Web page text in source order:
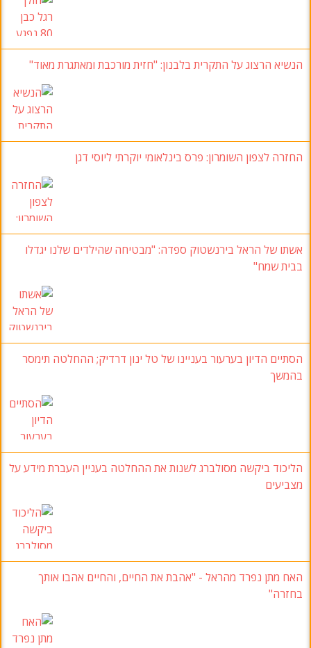
הנשיא הרצוג על התקרית בלבנון: "חזית מורכבת ומאתגרת מאוד"
החזרה לצפון השומרון: פרס בינלאומי יוקרתי ליוסי דגן
אשתו של הראל בירנשטוק ספדה: "מבטיחה שהילדים שלנו יגדלו
בבית שמח"
הסתיים הדיון בערעור בעניינו של טל ינון דרדיק; ההחלטה תימסר
בהמשך
הליכוד ביקשה מסולברג לשנות את ההחלטה בעניין העברת מידע על
מצביעים
האח מתן נפרד מהראל - "אהבת את החיים, והחיים אהבו אותך
בחזרה"